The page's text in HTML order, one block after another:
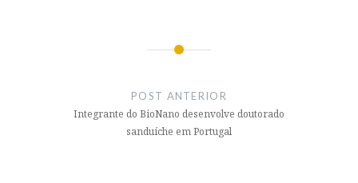
POST ANTERIOR
Integrante do BioNano desenvolve doutorado
sanduíche em Portugal